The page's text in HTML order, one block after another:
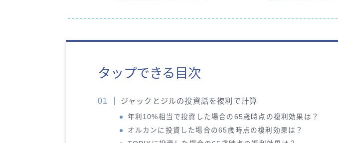
タップできる目次
ジャックとジルの投資話を複利で計算
年利10%相当で投資した場合の65歳時点の複利効果は？
オルカンに投資した場合の65歳時点の複利効果は？